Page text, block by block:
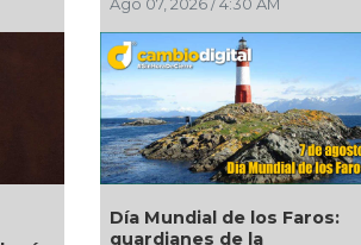
Ago 07, 2026 / 4:30 AM
Día Mundial de los Faros:
guardianes de la
Ago